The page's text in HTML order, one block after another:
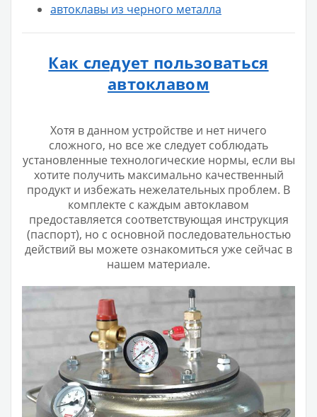
автоклавы из черного металла
Как следует пользоваться
автоклавом
Хотя в данном устройстве и нет ничего
сложного, но все же следует соблюдать
установленные технологические нормы, если вы
хотите получить максимально качественный
продукт и избежать нежелательных проблем. В
комплекте с каждым автоклавом
предоставляется соответствующая инструкция
(паспорт), но с основной последовательностью
действий вы можете ознакомиться уже сейчас в
нашем материале.